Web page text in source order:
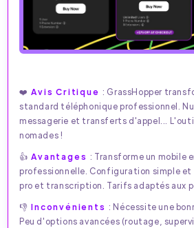
❤️ Avis Critique : GrassHopper
standard téléphonique professionnel.
messagerie et transferts d'appel...
nomades !
👍 Avantages : Transforme un mobile
professionnelle. Configuration simple et
pro et transcription. Tarifs adaptés aux
👎 Inconvénients : Nécessite une
Peu d'options avancées (routage,